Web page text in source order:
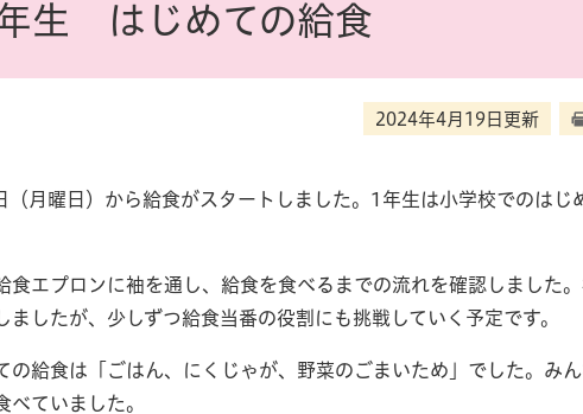
生 はじめての給食
2024年4月19日更新
（月曜日）から給食がスタートしました。1年生は小学校でのはじ
食エプロンに袖を通し、給食を食べるまでの流れを確認しました
ましたが、少しずつ給食当番の役割にも挑戦していく予定です。
の給食は「ごはん、にくじゃが、野菜のごまいため」でした。み
べていました。